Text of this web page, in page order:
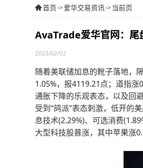
首页->爱华交易资讯-> 当前页
AvaTrade爱华官网：尾
2023/02/02
随着美联储加息的靴子落地，
1.05%，报4119.21点；道指
通胀下降的乐观表态，以及回
受到“鸽派”表态刺激，低开的
息技术(2.29%)、可选消费
大型科技股普涨，其中苹果涨